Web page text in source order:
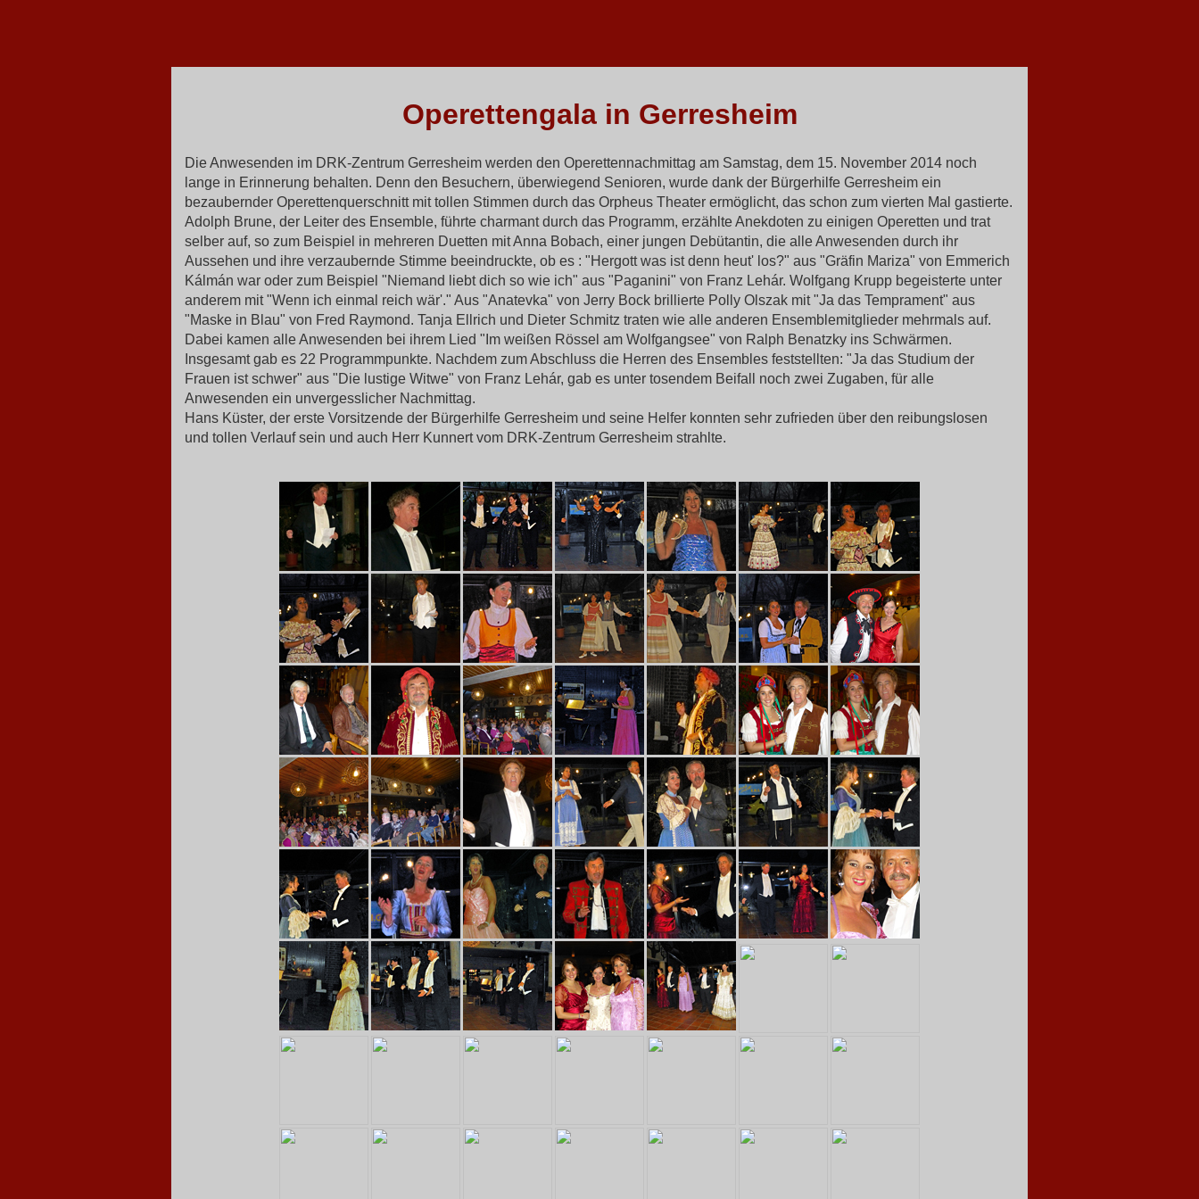
Operettengala in Gerresheim
Die Anwesenden im DRK-Zentrum Gerresheim werden den Operettennachmittag am Samstag, dem 15. November 2014 noch
lange in Erinnerung behalten. Denn den Besuchern, überwiegend Senioren, wurde dank der Bürgerhilfe Gerresheim ein
bezaubernder Operettenquerschnitt mit tollen Stimmen durch das Orpheus Theater ermöglicht, das schon zum vierten Mal gastierte.
Adolph Brune, der Leiter des Ensemble, führte charmant durch das Programm, erzählte Anekdoten zu einigen Operetten und trat
selber auf, so zum Beispiel in mehreren Duetten mit Anna Bobach, einer jungen Debütantin, die alle Anwesenden durch ihr
Aussehen und ihre verzaubernde Stimme beeindruckte, ob es : "Hergott was ist denn heut' los?" aus "Gräfin Mariza" von Emmerich
Kálmán war oder zum Beispiel "Niemand liebt dich so wie ich" aus "Paganini" von Franz Lehár. Wolfgang Krupp begeisterte unter
anderem mit "Wenn ich einmal reich wär'." Aus "Anatevka" von Jerry Bock brillierte Polly Olszak mit "Ja das Temprament" aus
"Maske in Blau" von Fred Raymond. Tanja Ellrich und Dieter Schmitz traten wie alle anderen Ensemblemitglieder mehrmals auf.
Dabei kamen alle Anwesenden bei ihrem Lied "Im weißen Rössel am Wolfgangsee" von Ralph Benatzky ins Schwärmen.
Insgesamt gab es 22 Programmpunkte. Nachdem zum Abschluss die Herren des Ensembles feststellten: "Ja das Studium der
Frauen ist schwer" aus "Die lustige Witwe" von Franz Lehár, gab es unter tosendem Beifall noch zwei Zugaben, für alle
Anwesenden ein unvergesslicher Nachmittag.
Hans Küster, der erste Vorsitzende der Bürgerhilfe Gerresheim und seine Helfer konnten sehr zufrieden über den reibungslosen
und tollen Verlauf sein und auch Herr Kunnert vom DRK-Zentrum Gerresheim strahlte.